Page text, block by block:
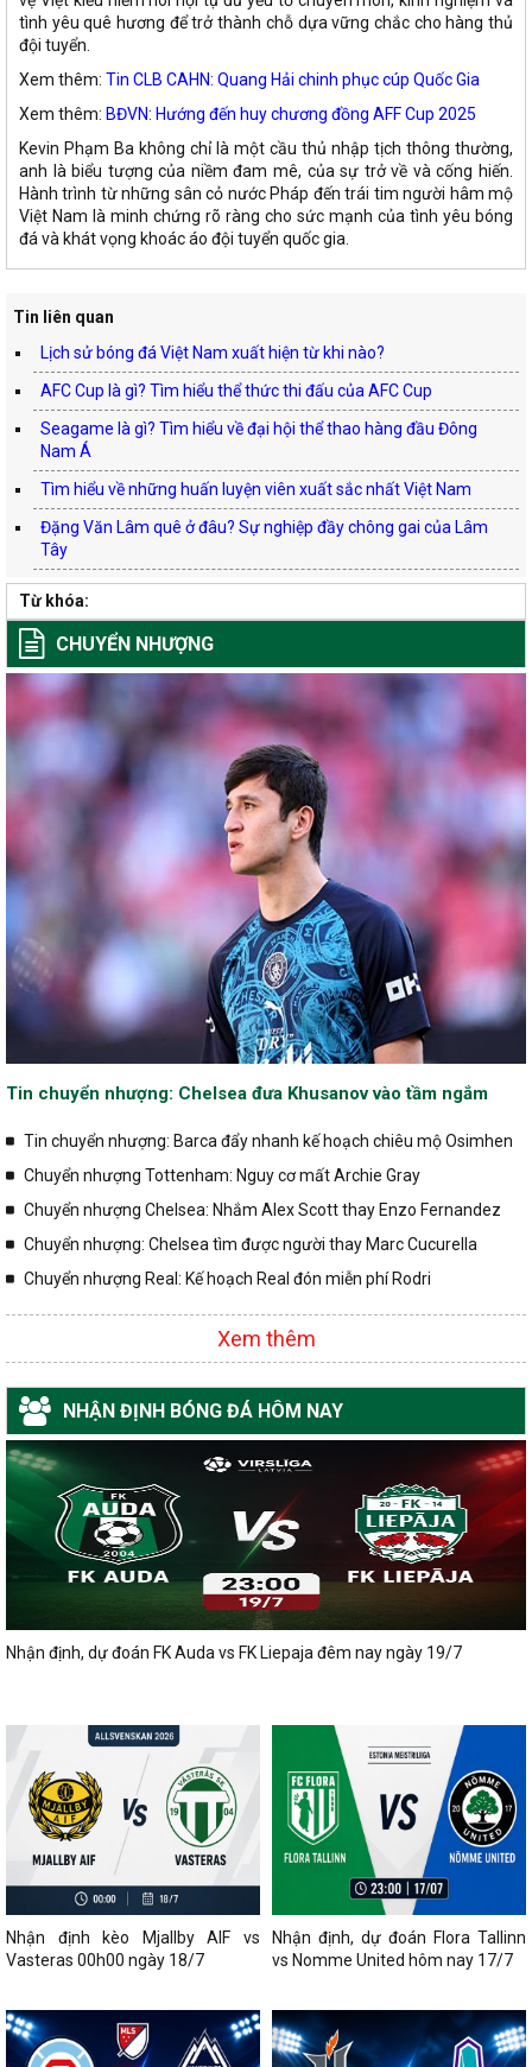
tình yêu quê hương để trở thành chỗ dựa vững chắc cho hàng thủ
đội tuyển.
Xem thêm: Tin CLB CAHN: Quang Hải chinh phục cúp Quốc Gia
Xem thêm: BĐVN: Hướng đến huy chương đồng AFF Cup 2025
Kevin Phạm Ba không chỉ là một cầu thủ nhập tịch thông thường,
anh là biểu tượng của niềm đam mê, của sự trở về và cống hiến.
Hành trình từ những sân cỏ nước Pháp đến trái tim người hâm mộ
Việt Nam là minh chứng rõ ràng cho sức mạnh của tình yêu bóng
đá và khát vọng khoác áo đội tuyển quốc gia.
Tin liên quan
Lịch sử bóng đá Việt Nam xuất hiện từ khi nào?
AFC Cup là gì? Tìm hiểu thể thức thi đấu của AFC Cup
Seagame là gì? Tìm hiểu về đại hội thể thao hàng đầu Đông
Nam Á
Tìm hiểu về những huấn luyện viên xuất sắc nhất Việt Nam
Đặng Văn Lâm quê ở đâu? Sự nghiệp đầy chông gai của Lâm
Tây
Từ khóa:
CHUYỂN NHƯỢNG
Tin chuyển nhượng: Chelsea đưa Khusanov vào tầm ngắm
Tin chuyển nhượng: Barca đẩy nhanh kế hoạch chiêu mộ Osimhen
Chuyển nhượng Tottenham: Nguy cơ mất Archie Gray
Chuyển nhượng Chelsea: Nhắm Alex Scott thay Enzo Fernandez
Chuyển nhượng: Chelsea tìm được người thay Marc Cucurella
Chuyển nhượng Real: Kế hoạch Real đón miễn phí Rodri
Xem thêm
NHẬN ĐỊNH BÓNG ĐÁ HÔM NAY
Nhận định, dự đoán FK Auda vs FK Liepaja đêm nay ngày 19/7
Nhận định kèo Mjallby AIF vs
Vasteras 00h00 ngày 18/7
Nhận định, dự đoán Flora Tallinn
vs Nomme United hôm nay 17/7